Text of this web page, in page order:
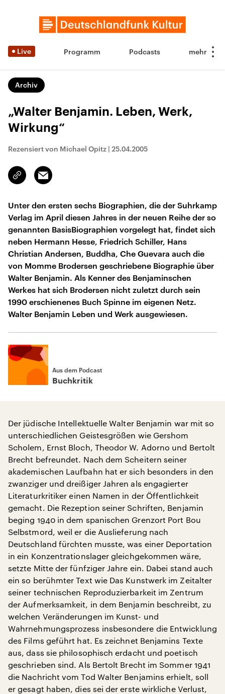
Live Programm Podcasts
Archiv
„Walter Benjamin. Leben, Werk,
Wirkung“
Rezensiert von Michael Opitz | 25.04.2005
Link
kopieren/teilen
Email
Unter den ersten sechs Biographien, die der Suhrkamp
Verlag im April diesen Jahres in der neuen Reihe der so
genannten BasisBiographien vorgelegt hat, findet sich
neben Hermann Hesse, Friedrich Schiller, Hans
Christian Andersen, Buddha, Che Guevara auch die
von Momme Brodersen geschriebene Biographie über
Walter Benjamin. Als Kenner des Benjaminschen
Werkes hat sich Brodersen nicht zuletzt durch sein
1990 erschienenes Buch Spinne im eigenen Netz.
Walter Benjamin Leben und Werk ausgewiesen.
Aus dem Podcast
Buchkritik
Der jüdische Intellektuelle Walter Benjamin war mit so
unterschiedlichen Geistesgrößen wie Gershom
Scholem, Ernst Bloch, Theodor W. Adorno und Bertolt
Brecht befreundet. Nach dem Scheitern seiner
akademischen Laufbahn hat er sich besonders in den
zwanziger und dreißiger Jahren als engagierter
Literaturkritiker einen Namen in der Öffentlichkeit
gemacht. Die Rezeption seiner Schriften, Benjamin
beging 1940 in dem spanischen Grenzort Port Bou
Selbstmord, weil er die Auslieferung nach
Deutschland fürchten musste, was einer Deportation
in ein Konzentrationslager gleichgekommen wäre,
setzte Mitte der fünfziger Jahre ein. Dabei stand auch
ein so berühmter Text wie Das Kunstwerk im Zeitalter
seiner technischen Reproduzierbarkeit im Zentrum
der Aufmerksamkeit, in dem Benjamin beschreibt, zu
welchen Veränderungen im Kunst- und
Wahrnehmungsprozess insbesondere die Entwicklung
des Films geführt hat. Es zeichnet Benjamins Texte
aus, dass sie philosophisch erdacht und poetisch
geschrieben sind. Als Bertolt Brecht im Sommer 1941
die Nachricht vom Tod Walter Benjamins erhielt, soll
er gesagt haben, dies sei der erste wirkliche Verlust,